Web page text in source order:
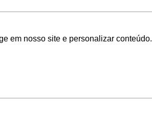
em nosso site e personalizar conteúdo.